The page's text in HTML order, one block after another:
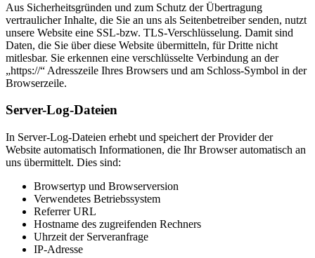
Aus Sicherheitsgründen und zum Schutz der Übertragung
vertraulicher Inhalte, die Sie an uns als Seitenbetreiber senden, nutzt
unsere Website eine SSL-bzw. TLS-Verschlüsselung. Damit sind
Daten, die Sie über diese Website übermitteln, für Dritte nicht
mitlesbar. Sie erkennen eine verschlüsselte Verbindung an der
„https://“ Adresszeile Ihres Browsers und am Schloss-Symbol in der
Browserzeile.
Server-Log-Dateien
In Server-Log-Dateien erhebt und speichert der Provider der
Website automatisch Informationen, die Ihr Browser automatisch an
uns übermittelt. Dies sind:
Browsertyp und Browserversion
Verwendetes Betriebssystem
Referrer URL
Hostname des zugreifenden Rechners
Uhrzeit der Serveranfrage
IP-Adresse